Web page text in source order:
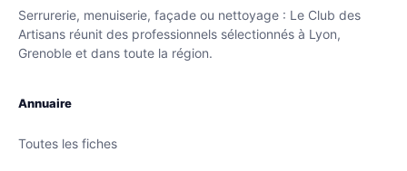
Serrurerie, menuiserie, façade ou nettoyage : Le Club des
Artisans réunit des professionnels sélectionnés à Lyon,
Grenoble et dans toute la région.
Annuaire
Toutes les fiches